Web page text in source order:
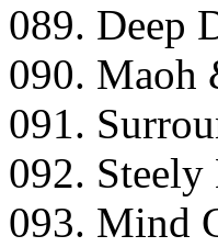
089. Dеер
090. Mаоh
091.
092. Stееly
093. Mind